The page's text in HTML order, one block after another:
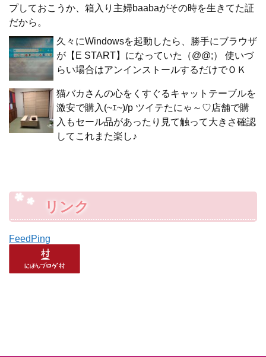
プしておこうか、箱入り主婦baabaがその時を生きてた証
だから。
久々にWindowsを起動したら、勝手にブラウザ
が【E START】になっていた（@@;） 使いづ
らい場合はアンインストールするだけでＯＫ
猫バカさんの心をくすぐるキャットテーブルを
激安で購入(~ｴ~)/p ツイテたにゃ～♡店舗で購
入もセール品があったり見て触って大きさ確認
してこれまた楽し♪
リンク
FeedPing